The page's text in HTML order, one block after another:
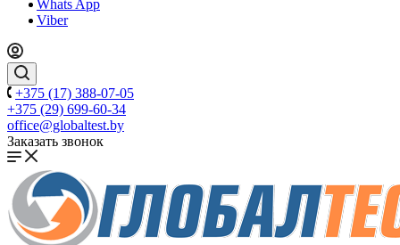
Whats App
Viber
+375 (17) 388-07-05
+375 (29) 699-60-34
office@globaltest.by
Заказать звонок